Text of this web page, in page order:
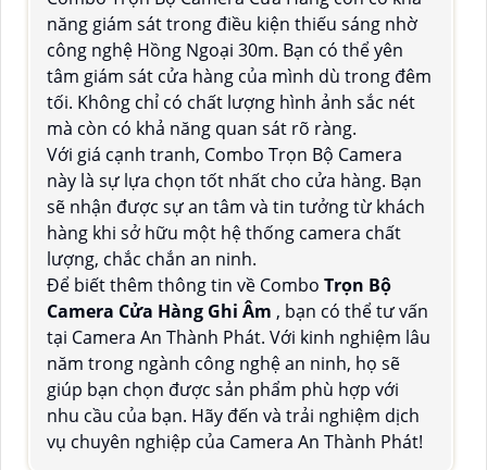
năng giám sát trong điều kiện thiếu sáng nhờ
công nghệ Hồng Ngoại 30m. Bạn có thể yên
tâm giám sát cửa hàng của mình dù trong đêm
tối. Không chỉ có chất lượng hình ảnh sắc nét
mà còn có khả năng quan sát rõ ràng.
Với giá cạnh tranh, Combo Trọn Bộ Camera
này là sự lựa chọn tốt nhất cho cửa hàng. Bạn
sẽ nhận được sự an tâm và tin tưởng từ khách
hàng khi sở hữu một hệ thống camera chất
lượng, chắc chắn an ninh.
Để biết thêm thông tin về Combo Trọn Bộ
Camera Cửa Hàng Ghi Âm , bạn có thể tư vấn
tại Camera An Thành Phát. Với kinh nghiệm lâu
năm trong ngành công nghệ an ninh, họ sẽ
giúp bạn chọn được sản phẩm phù hợp với
nhu cầu của bạn. Hãy đến và trải nghiệm dịch
vụ chuyên nghiệp của Camera An Thành Phát!